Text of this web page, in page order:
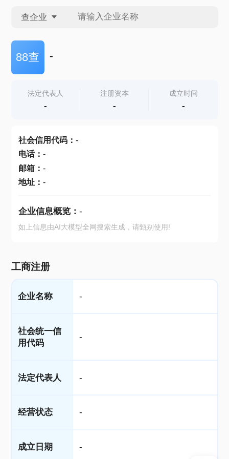
查企业
查企业
查产地
88查 -
法定代表人
-
注册资本
-
成立时间
-
社会信用代码： -
电话： -
邮箱： -
地址： -
企业信息概览： -
如上信息由AI大模型全网搜索生成，请甄别使用!
工商注册
企业名称 -
社会统一信
用代码
-
法定代表人 -
经营状态 -
成立日期 -